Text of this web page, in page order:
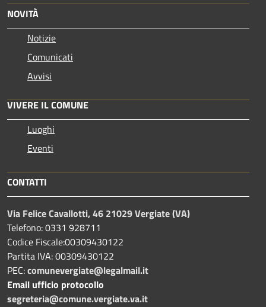
NOVITÀ
Notizie
Comunicati
Avvisi
VIVERE IL COMUNE
Luoghi
Eventi
CONTATTI
Via Felice Cavallotti, 46 21029 Vergiate (VA)
Telefono: 0331 928711
Codice Fiscale:00309430122
Partita IVA: 00309430122
PEC:comunevergiate@legalmail.it
Email ufficio protocollo
segreteria@comune.vergiate.va.it